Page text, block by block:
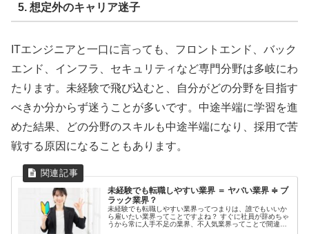
5. 想定外のキャリア迷子
ITエンジニアと一口に言っても、フロントエンド、バック
エンド、インフラ、セキュリティなど専門分野は多岐にわ
たります。未経験で飛び込むと、自分がどの分野を目指す
べきか分からず迷うことが多いです。中途半端に学習を進
めた結果、どの分野のスキルも中途半端になり、採用で苦
戦する原因になることもあります。
未経験でも転職しやすい業界 ＝ ヤバい業界 ≑ ブ
ラック業界？
未経験でも転職しやすい業界ってつまりは、誰でもいいか
ら雇いたい業界ってことですよね？ すぐに社員が辞めちゃ
うから常に人手不足の業界、不人気業界ってことで間違い